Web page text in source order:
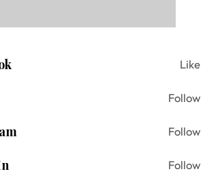
Like
Follow
Follow
Follow